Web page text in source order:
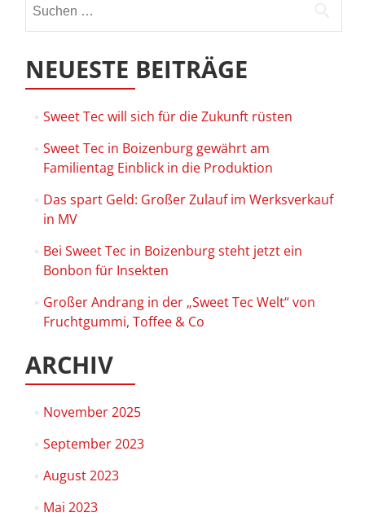
nach:
NEUESTE BEITRÄGE
Sweet Tec will sich für die Zukunft rüsten
Sweet Tec in Boizenburg gewährt am
Familientag Einblick in die Produktion
Das spart Geld: Großer Zulauf im Werksverkauf
in MV
Bei Sweet Tec in Boizenburg steht jetzt ein
Bonbon für Insekten
Großer Andrang in der „Sweet Tec Welt“ von
Fruchtgummi, Toffee & Co
ARCHIV
November 2025
September 2023
August 2023
Mai 2023